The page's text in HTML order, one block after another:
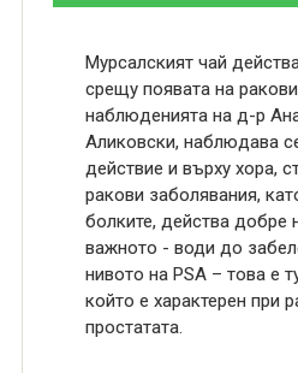
Мурсалският чай
срещу появата на
наблюденията на д-р
Аликовски, наблюдава
действие и върху хора,
ракови заболявания,
болките, действа добре
важното - води до
нивото на PSA – това е
който е характерен при
простатата.